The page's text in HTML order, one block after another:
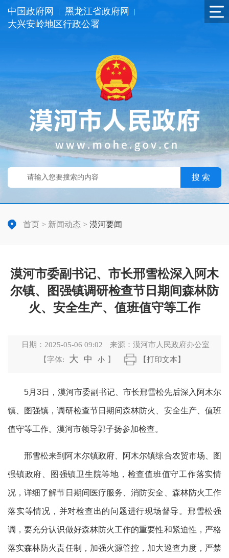
中国政府网 黑龙江省政府网
大兴安岭地区行政公署
搜 索
首页 > 新闻动态 > 漠河要闻
漠河市委副书记、市长邢雪松深入阿木
尔镇、图强镇调研检查节日期间森林防
火、安全生产、值班值守等工作
日期： 2025-05-06 09:02 来源： 漠河市人民政府办公室
【字体:
大 中 小 】 【打印文本】
5月 3日，漠河市委副书记、市长邢雪松先后深入阿木尔
镇、图强镇，调研检查节日期间森林防火、安全生产、值班
值守等工作。漠河市领导郭子扬参加检查。
邢雪松来到 阿木尔镇政府、 阿木尔镇综合农贸市场 图
强镇政府、图强镇卫生院等地，检查值班值守工作落实情
况，详细了解节日期间医疗服务、消防安全、 森林防火工作
落实等情况， 并对检查出的问题进行现场督导。邢雪松强
调，要充分认识做好森林防火工作的重要性和紧迫性， 严格
落实森林防火责任制，加强火源管控，加大巡查力度，严禁